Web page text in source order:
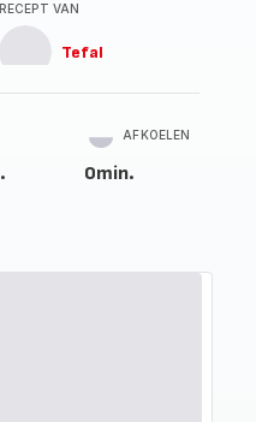
RECEPT VAN
Tefal
AFKOELEN
0min.